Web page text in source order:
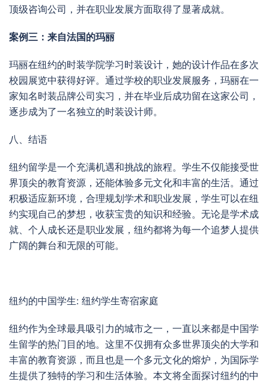
顶级咨询公司，并在职业发展方面取得了显著成就。
案例三：来自法国的玛丽
玛丽在纽约的时装学院学习时装设计，她的设计作品在多次
校园展览中获得好评。通过学校的职业发展服务，玛丽在一
家知名时装品牌公司实习，并在毕业后成功留在这家公司，
逐步成为了一名独立的时装设计师。
八、结语
纽约留学是一个充满机遇和挑战的旅程。学生不仅能接受世
界顶尖的教育资源，还能体验多元文化和丰富的生活。通过
积极适应新环境，合理规划学术和职业发展，学生可以在纽
约实现自己的梦想，收获宝贵的知识和经验。无论是学术成
就、个人成长还是职业发展，纽约都将为每一个追梦人提供
广阔的舞台和无限的可能。
纽约的中国学生: 纽约学生寄宿家庭
纽约作为全球最具吸引力的城市之一，一直以来都是中国学
生留学的热门目的地。这里不仅拥有众多世界顶尖的大学和
丰富的教育资源，而且也是一个多元文化的熔炉，为国际学
生提供了独特的学习和生活体验。本文将全面探讨纽约的中